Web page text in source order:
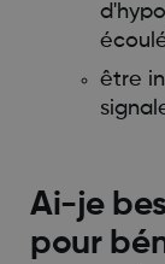
être
Ai-je
pour